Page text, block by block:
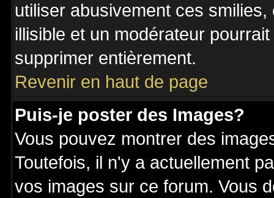
utiliser abusivement ces
illisible et un modérateur
supprimer entièrement.
Revenir en haut de page
Puis-je poster des Images?
Vous pouvez montrer des
Toutefois, il n'y a actuellement
vos images sur ce forum. Vous